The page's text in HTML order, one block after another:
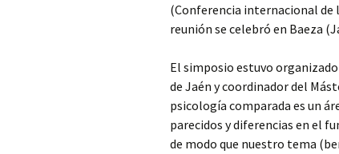
(Conferencia internacional de
reunión se celebró en Baeza
El simposio estuvo
de Jaén y coordinador del
psicología comparada es un
parecidos y diferencias en el
de modo que nuestro tema